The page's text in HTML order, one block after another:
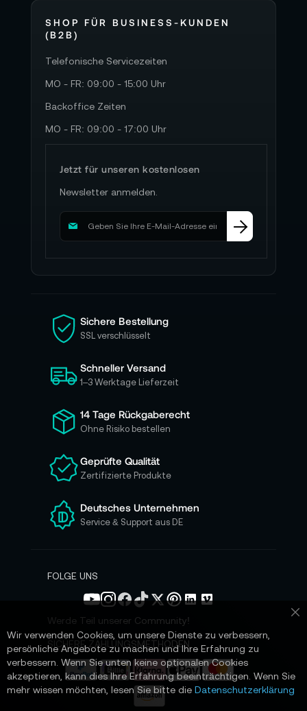
SHOP FÜR BUSINESS-KUNDEN
(B2B)
Telefonische Servicezeiten
MO - FR: 09:00 - 15:00 Uhr
Backoffice Zeiten
MO - FR: 09:00 - 17:00 Uhr
Jetzt für unseren kostenlosen
Newsletter anmelden.
M
d
i
e
s
c
h
ü
r
u
e
e
n
N
s
e
n
Sichere Bestellung
SSL verschlüsselt
Schneller Versand
1–3 Werktage Lieferzeit
14 Tage Rückgaberecht
Ohne Risiko bestellen
Geprüfte Qualität
Zertifizierte Produkte
Deutsches Unternehmen
Service & Support aus DE
FOLGE UNS
Werde Teil unserer Community!
SICHERE ZAHLUNGSMETHODEN
Wir verwenden Cookies, um unsere Dienste zu verbessern,
persönliche Angebote zu machen und Ihre Erfahrung zu
verbessern. Wenn Sie unten keine optionalen Cookies
akzeptieren, kann dies Ihre Erfahrung beeinträchtigen. Wenn Sie
mehr wissen möchten, lesen Sie bitte die Datenschutzerklärung